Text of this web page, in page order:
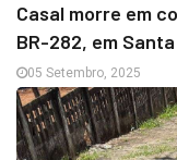
Casal morre em
BR-282, em
05 Setembro, 2025